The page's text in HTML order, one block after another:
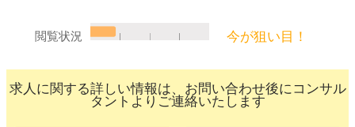
閲覧状況 今が狙い目！
求人に関する詳しい情報は、お問い合わせ後にコンサル
タントよりご連絡いたします